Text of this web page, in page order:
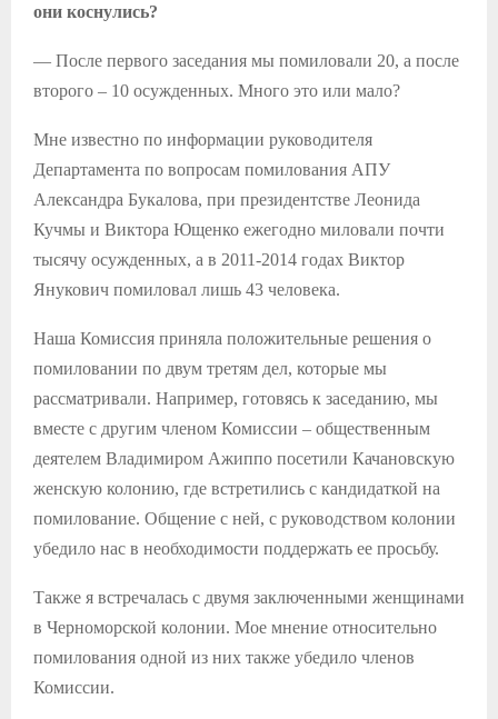
они коснулись?
— После первого заседания мы помиловали 20, а после
второго – 10 осужденных. Много это или мало?
Мне известно по информации руководителя
Департамента по вопросам помилования АПУ
Александра Букалова, при президентстве Леонида
Кучмы и Виктора Ющенко ежегодно миловали почти
тысячу осужденных, а в 2011-2014 годах Виктор
Янукович помиловал лишь 43 человека.
Наша Комиссия приняла положительные решения о
помиловании по двум третям дел, которые мы
рассматривали. Например, готовясь к заседанию, мы
вместе с другим членом Комиссии – общественным
деятелем Владимиром Ажиппо посетили Качановскую
женскую колонию, где встретились с кандидаткой на
помилование. Общение с ней, с руководством колонии
убедило нас в необходимости поддержать ее просьбу.
Также я встречалась с двумя заключенными женщинами
в Черноморской колонии. Мое мнение относительно
помилования одной из них также убедило членов
Комиссии.